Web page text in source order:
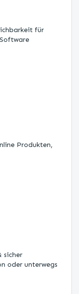
für
Produkten,
sicher
oder unterwegs